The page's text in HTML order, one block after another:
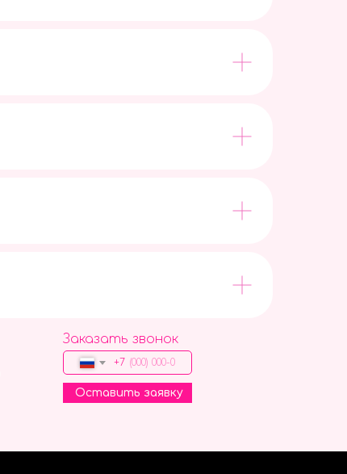
Заказать звонок
+7
Оставить заявку